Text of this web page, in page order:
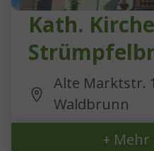
Kath.
Alte Marktstr.
Waldbrunn
+ Mehr